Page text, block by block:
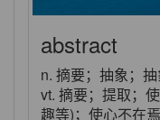
abstract
n. 摘要；抽象；
vt. 摘要；提取；
趣等)；使心不在